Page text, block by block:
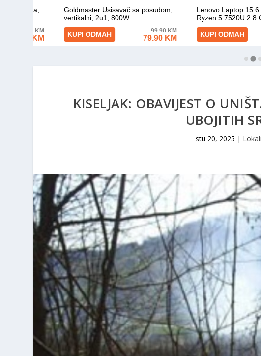
KISELJAK: OBAVIJEST O
UBOJITIH
stu 20, 2025 |